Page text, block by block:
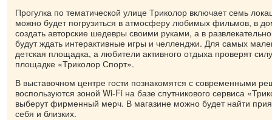
Прогулка по тематической улице Триколор включает семь
можно будет погрузиться в атмосферу любимых фильмов, в
создать авторские шедевры своими руками, а в
будут ждать интерактивные игры и челленджи. Для самых
детская площадка, а любители активного отдыха проверят
площадке «Триколор Спорт».
В выставочном центре гости познакомятся с современными
воспользуются зоной Wi-Fi на базе спутникового сервиса
выберут фирменный мерч. В магазине можно будет найти
себя и близких.